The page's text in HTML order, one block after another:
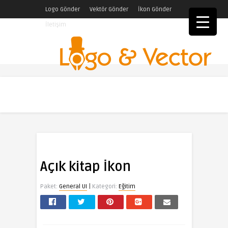
Logo Gönder Vektör Gönder
İkon Gönder
İletişim
Açık kitap İkon
Paket: General UI | Kategori: Eğitim